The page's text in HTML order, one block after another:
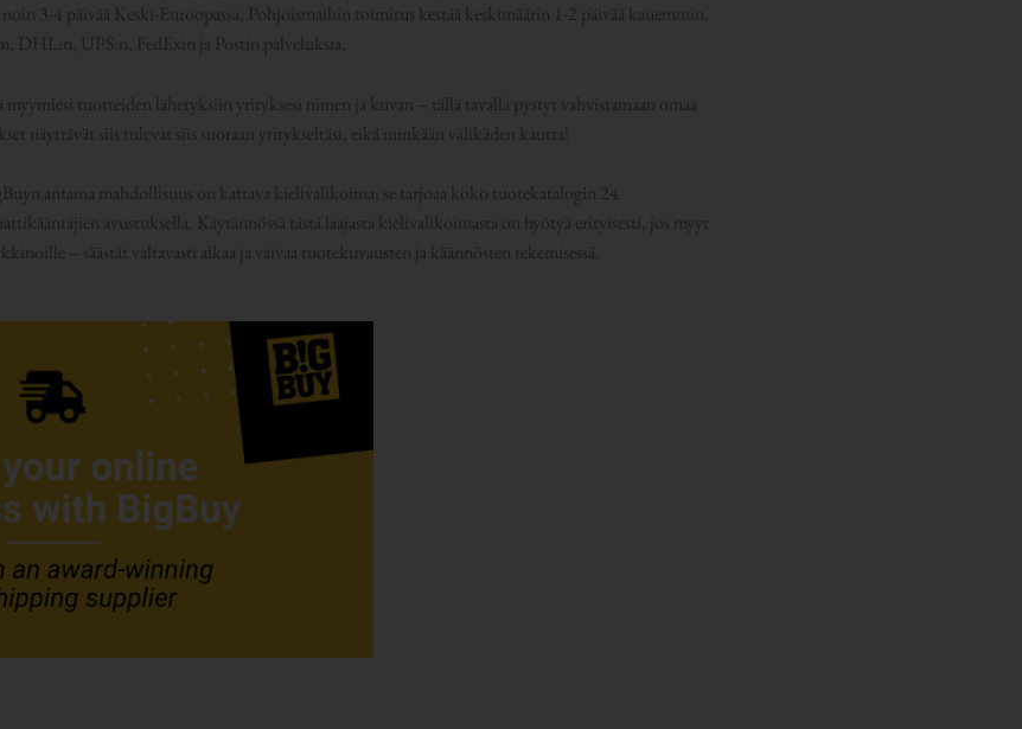
3-4 päivää Keski-Euroopassa, Pohjoismaihin toimitus kestää keskimäärin 1-2 päivää kauemmin.
DHL:n, UPS:n, FedExin ja Postin palveluksia.
tuotteiden lähetyksiin yrityksesi nimen ja kuvan – tällä tavalla pystyt vahvistamaan omaa
näyttävät siis tulevat siis suoraan yritykseltäsi, eikä minkään välikäden kautta!
antama mahdollisuus on kattava kielivalikoima; se tarjoaa koko tuotekatalogin 24
avustuksella. Käytännössä tästä laajasta kielivalikoimasta on hyötyä erityisesti, jos myyt
– säästät valtavasti aikaa ja vaivaa tuotekuvausten ja käännösten tekemisessä.